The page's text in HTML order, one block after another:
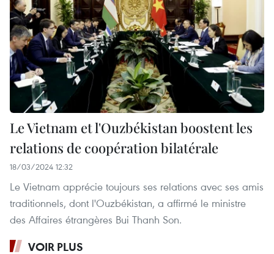
Le Vietnam et l'Ouzbékistan boostent les
relations de coopération bilatérale
18/03/2024 12:32
Le Vietnam apprécie toujours ses relations avec ses amis
traditionnels, dont l'Ouzbékistan, a affirmé le ministre
des Affaires étrangères Bui Thanh Son.
VOIR PLUS